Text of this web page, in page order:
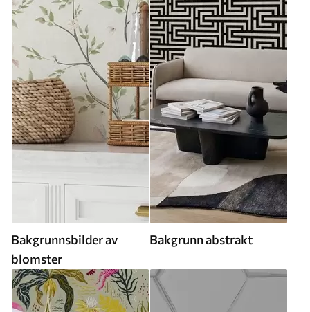
Bakgrunnsbilder av
blomster
Bakgrunn abstrakt